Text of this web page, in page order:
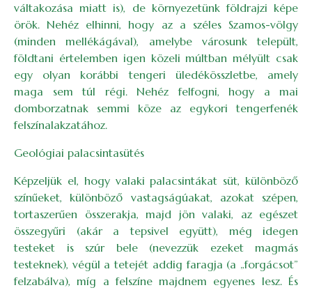
váltakozása miatt is), de környezetünk földrajzi képe
örök. Nehéz elhinni, hogy az a széles Szamos-völgy
(minden mellékágával), amelybe városunk települt,
földtani értelemben igen közeli múltban mélyült csak
egy olyan korábbi tengeri üledékösszletbe, amely
maga sem túl régi. Nehéz felfogni, hogy a mai
domborzatnak semmi köze az egykori tengerfenék
felszínalakzatához.
Geológiai palacsintasütés
Képzeljük el, hogy valaki palacsintákat süt, különböző
színűeket, különböző vastagságúakat, azokat szépen,
tortaszerűen összerakja, majd jön valaki, az egészet
összegyűri (akár a tepsivel együtt), még idegen
testeket is szúr bele (nevezzük ezeket magmás
testeknek), végül a tetejét addig faragja (a „forgácsot”
felzabálva), míg a felszíne majdnem egyenes lesz. És